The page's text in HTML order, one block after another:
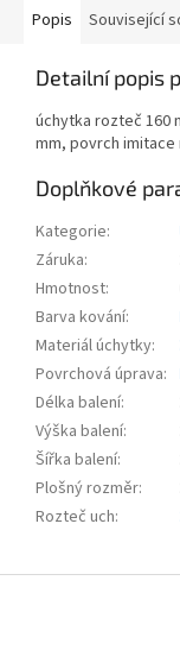
Popis Související
Detailní popis
úchytka rozteč 160
mm, povrch
Doplňkové
Kategorie:
Záruka:
Hmotnost:
Barva kování:
Materiál úchytky:
Povrchová úprava:
Délka balení:
Výška balení:
Šířka balení:
Plošný rozměr:
Rozteč uch: